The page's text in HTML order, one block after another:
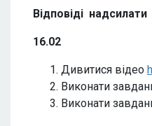
Відповіді
16.02
Дивитися відео
Виконати
Виконати